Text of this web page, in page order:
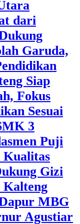
dari
Garuda,
Siap
Fokus
Sesuai
3
Puji
Kualitas
Gizi
Kalteng
MBG
Agustiar